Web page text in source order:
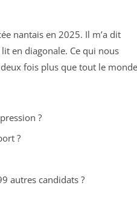
nantais en 2025. Il m’a dit
en diagonale. Ce qui nous
fois plus que tout le
?
?
autres candidats ?